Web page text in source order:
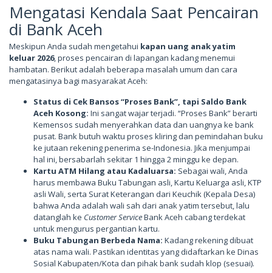
Mengatasi Kendala Saat Pencairan
di Bank Aceh
Meskipun Anda sudah mengetahui kapan uang anak yatim
keluar 2026, proses pencairan di lapangan kadang menemui
hambatan. Berikut adalah beberapa masalah umum dan cara
mengatasinya bagi masyarakat Aceh:
Status di Cek Bansos “Proses Bank”, tapi Saldo Bank
Aceh Kosong: Ini sangat wajar terjadi. “Proses Bank” berarti
Kemensos sudah menyerahkan data dan uangnya ke bank
pusat. Bank butuh waktu proses kliring dan pemindahan buku
ke jutaan rekening penerima se-Indonesia. Jika menjumpai
hal ini, bersabarlah sekitar 1 hingga 2 minggu ke depan.
Kartu ATM Hilang atau Kadaluarsa: Sebagai wali, Anda
harus membawa Buku Tabungan asli, Kartu Keluarga asli, KTP
asli Wali, serta Surat Keterangan dari Keuchik (Kepala Desa)
bahwa Anda adalah wali sah dari anak yatim tersebut, lalu
datanglah ke Customer ServiceBank Aceh cabang terdekat
untuk mengurus pergantian kartu.
Buku Tabungan Berbeda Nama: Kadang rekening dibuat
atas nama wali. Pastikan identitas yang didaftarkan ke Dinas
Sosial Kabupaten/Kota dan pihak bank sudah klop (sesuai).